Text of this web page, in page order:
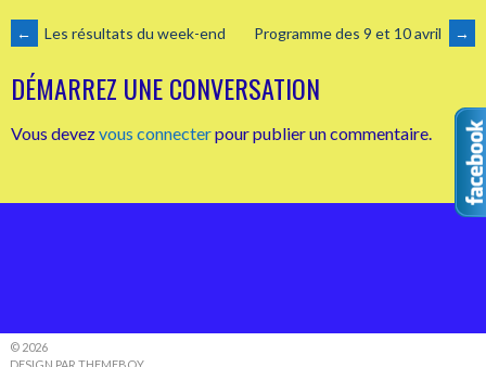
NAVIGATION
DES
← Les résultats du week-end Programme des 9 et 10 avril →
DÉMARREZ UNE CONVERSATION
Vous devezvous connecterpour publier un commentaire.
© 2026
DESIGN PAR THEMEBOY